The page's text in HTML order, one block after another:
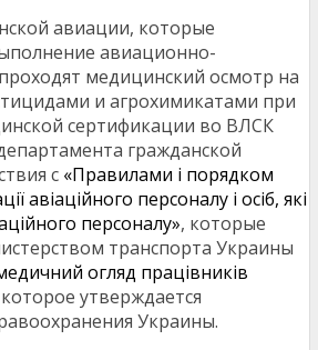
авиации, которые
авиационно-
медицинский осмотр на
и агрохимикатами при
сертификации во ВЛСК
гражданской
с «Правилами і порядком
авіаційного персоналу і осіб, які
персоналу», которые
транспорта Украины
огляд працівників
утверждается
Украины.